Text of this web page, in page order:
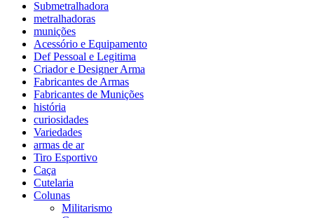
Submetralhadora
metralhadoras
munições
Acessório e Equipamento
Def Pessoal e Legitima
Criador e Designer Arma
Fabricantes de Armas
Fabricantes de Munições
história
curiosidades
Variedades
armas de ar
Tiro Esportivo
Caça
Cutelaria
Colunas
Militarismo